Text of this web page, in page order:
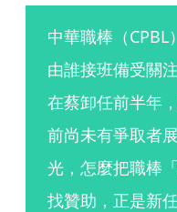
中華職棒（CPBL
由誰接班備受關
在蔡卸任前半年
前尚未有爭取者
光，怎麼把職棒
找贊助，正是新